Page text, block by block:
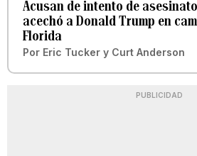
Acusan de intento de
acechó a Donald Trump en
Florida
Por Eric Tucker y Curt Anderson
PUBLICIDAD